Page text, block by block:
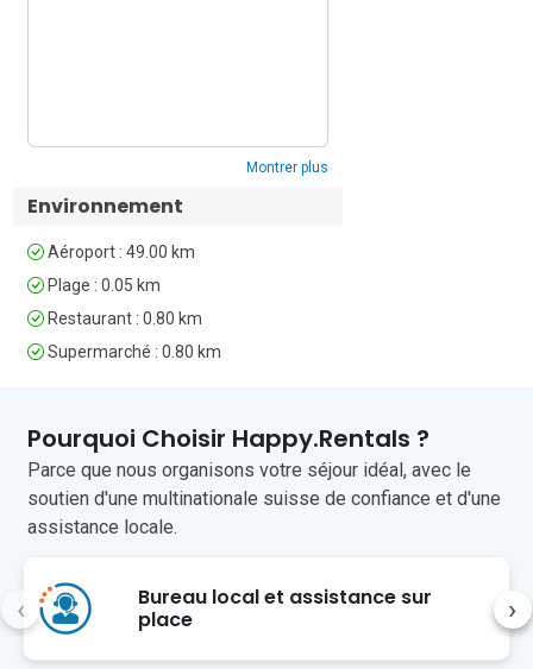
moins de 10 minutes à pied.
Pour une journée culturelle, la ville
villes istriennes de Labin et Rabac sont
toutes situées à moins de 50 minutes
en voiture.
L'aéroport international le plus proche
Couchages
Salon
personnes.
Montrer plus
Environnement
Aéroport : 49.00 km
Plage : 0.05 km
Restaurant : 0.80 km
Supermarché : 0.80 km
Pourquoi Choisir Happy.Rentals ?
Parce que nous organisons votre séjour idéal, avec le
soutien d'une multinationale suisse de confiance et d'une
assistance locale.
Bureau local et assistance sur
place
‹ ›